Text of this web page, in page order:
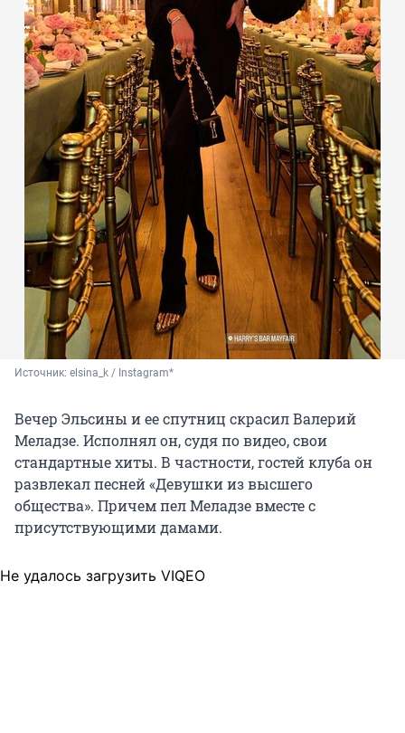
Источник: elsina_k / Instagram*
Вечер Эльсины и ее спутниц скрасил Валерий
Меладзе. Исполнял он, судя по видео, свои
стандартные хиты. В частности, гостей клуба он
развлекал песней «Девушки из высшего
общества». Причем пел Меладзе вместе с
присутствующими дамами.
Не удалось загрузить VIQEO